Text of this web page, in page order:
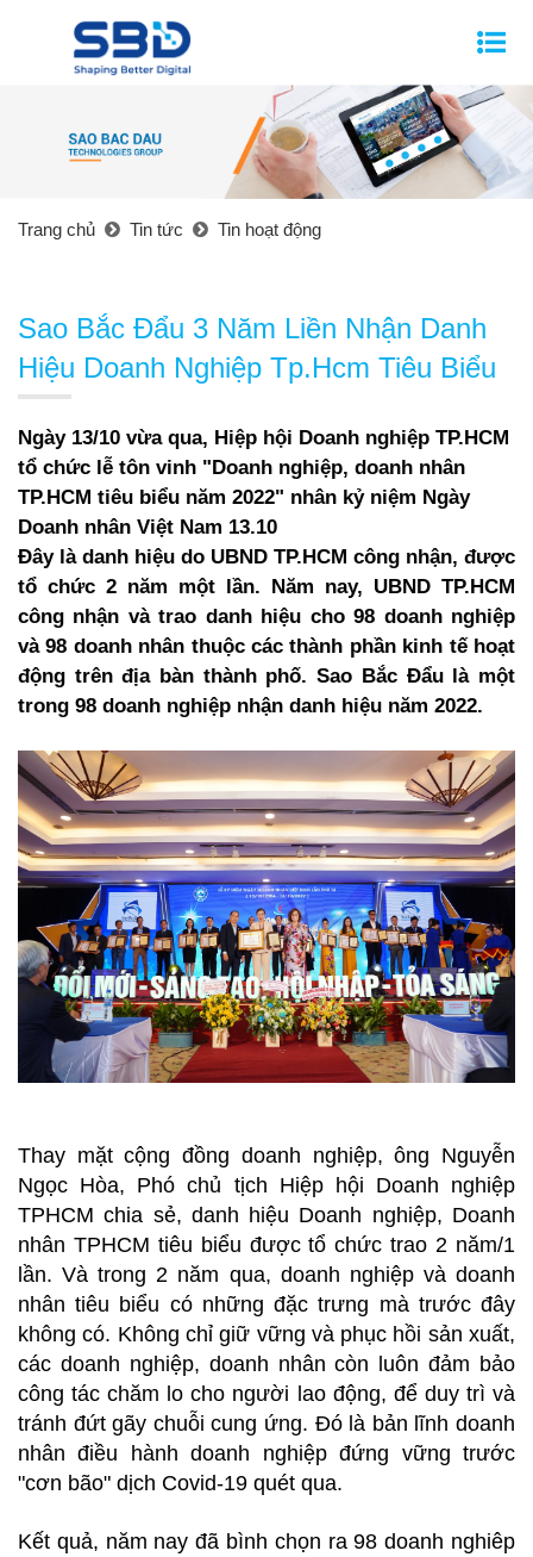
Trang chủ Tin tức Tin hoạt động
Sao Bắc Đẩu 3 Năm Liền Nhận Danh
Hiệu Doanh Nghiệp Tp.Hcm Tiêu Biểu
Ngày13/10 vừa qua, Hiệp hội Doanh nghiệp TP.HCM
tổ chức lễ tôn vinh "Doanh nghiệp, doanh nhân
TP.HCM tiêu biểu năm 2022" nhân kỷ niệm Ngày
Doanh nhân Việt Nam 13.10
Đây là danh hiệu do UBND TP.HCM công nhận, được
tổ chức 2 năm một lần. Năm nay, UBND TP.HCM
công nhận và trao danh hiệu cho 98 doanh nghiệp
và 98 doanh nhân thuộc các thành phần kinh tế hoạt
động trên địa bàn thành phố. Sao Bắc Đẩu là một
trong 98 doanh nghiệp nhận danh hiệu năm 2022.
Thay mặt cộng đồng doanh nghiệp, ông Nguyễn
Ngọc Hòa, Phó chủ tịch Hiệp hội Doanh nghiệp
TPHCM chia sẻ, danh hiệu Doanh nghiệp, Doanh
nhân TPHCM tiêu biểu được tổ chức trao 2 năm/1
lần. Và trong 2 năm qua, doanh nghiệp và doanh
nhân tiêu biểu có những đặc trưng mà trước đây
không có. Không chỉ giữ vững và phục hồi sản xuất,
các doanh nghiệp, doanh nhân còn luôn đảm bảo
công tác chăm lo cho người lao động, để duy trì và
tránh đứt gãy chuỗi cung ứng. Đó là bản lĩnh doanh
nhân điều hành doanh nghiệp đứng vững trước
"cơn bão" dịch Covid-19 quét qua.
Kết quả, năm nay đã bình chọn ra 98 doanh nghiêp